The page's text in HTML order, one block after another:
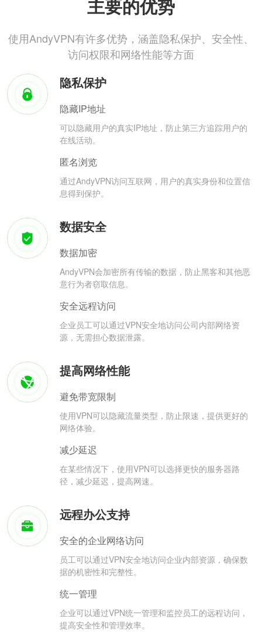
主要的优势
使用AndyVPN有许多优势，涵盖隐私保护、安全性、
访问权限和网络性能等方面
隐私保护
隐藏IP地址
可以隐藏用户的真实IP地址，防止第三方追踪用户的
在线活动。
匿名浏览
通过AndyVPN访问互联网，用户的真实身份和位置信
息得到保护。
数据安全
数据加密
AndyVPN会加密所有传输的数据，防止黑客和其他恶
意行为者窃取信息。
安全远程访问
企业员工可以通过VPN安全地访问公司内部网络资
源，无需担心数据泄露。
提高网络性能
避免带宽限制
使用VPN可以隐藏流量类型，防止限速，提供更好的
网络体验。
减少延迟
在某些情况下，使用VPN可以选择更快的服务器路
径，减少延迟，提高网速。
远程办公支持
安全的企业网络访问
员工可以通过VPN安全地访问企业内部资源，确保数
据的机密性和完整性。
统一管理
企业可以通过VPN统一管理和监控员工的远程访问，
提高安全性和管理效率。